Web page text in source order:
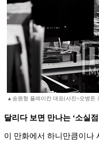
▲송원형 플레이칸 대표(사진=오병돈
달리다 보면 만나는 ‘소실점
이 만화에서 하니만큼이나